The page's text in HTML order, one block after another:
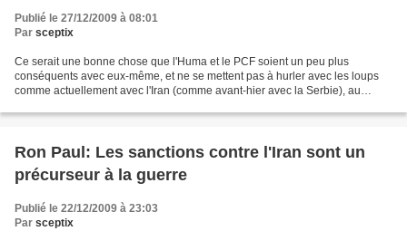
Publié le 27/12/2009 à 08:01
Par sceptix
Ce serait une bonne chose que l'Huma et le PCF soient un peu plus
conséquents avec eux-même, et ne se mettent pas à hurler avec les loups
comme actuellement avec l'Iran (comme avant-hier avec la Serbie), au
Ron Paul: Les sanctions contre l'Iran sont un
précurseur à la guerre
Publié le 22/12/2009 à 23:03
Par sceptix